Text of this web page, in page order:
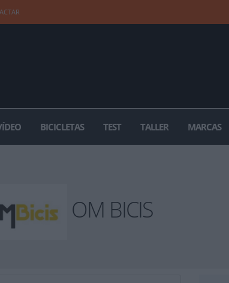
BICICLETAS TEST TALLER MARCAS
OM BICIS